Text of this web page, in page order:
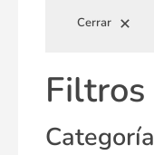
Cerrar
Filtros
Categoría